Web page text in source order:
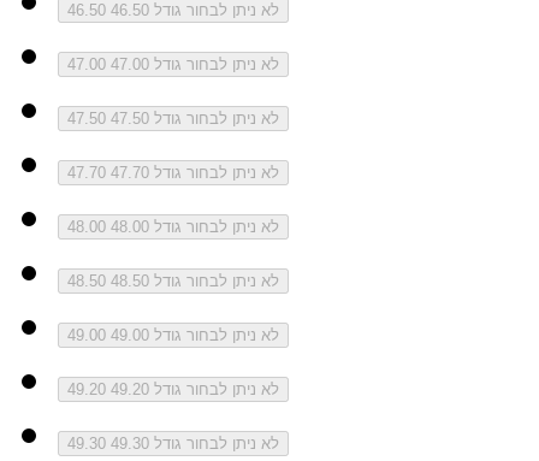
46.50 לא ניתן לבחור גודל 46.50
47.00 לא ניתן לבחור גודל 47.00
47.50 לא ניתן לבחור גודל 47.50
47.70 לא ניתן לבחור גודל 47.70
48.00 לא ניתן לבחור גודל 48.00
48.50 לא ניתן לבחור גודל 48.50
49.00 לא ניתן לבחור גודל 49.00
49.20 לא ניתן לבחור גודל 49.20
49.30 לא ניתן לבחור גודל 49.30